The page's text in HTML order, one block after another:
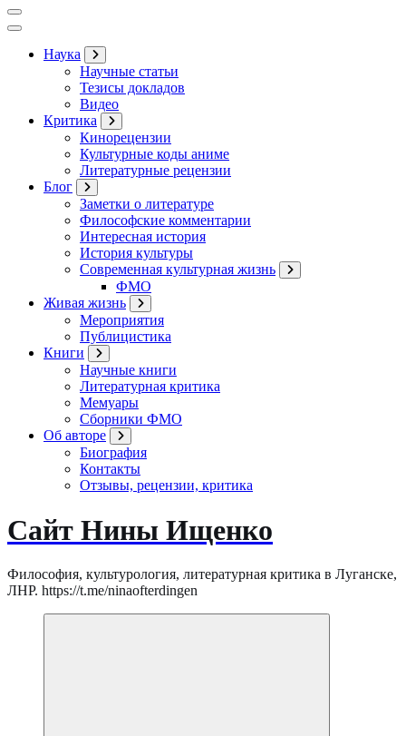
Наука
Научные статьи
Тезисы докладов
Видео
Критика
Кинорецензии
Культурные коды аниме
Литературные рецензии
Блог
Заметки о литературе
Философские комментарии
Интересная история
История культуры
Современная культурная жизнь
ФМО
Живая жизнь
Мероприятия
Публицистика
Книги
Научные книги
Литературная критика
Мемуары
Сборники ФМО
Об авторе
Биография
Контакты
Отзывы, рецензии, критика
Сайт Нины Ищенко
Философия, культурология, литературная критика в Луганске,
ЛНР. https://t.me/ninaofterdingen